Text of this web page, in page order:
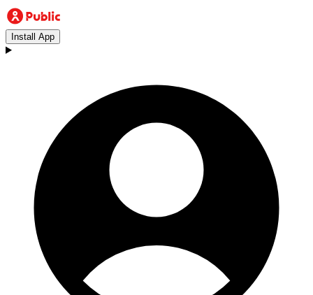
Install App